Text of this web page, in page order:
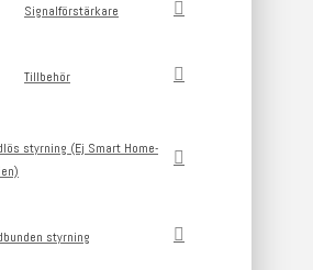
Signalförstärkare
Tillbehör
styrning (Ej Smart Home-
styrning